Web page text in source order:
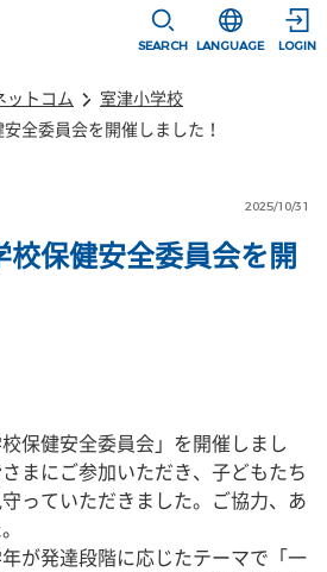
SEARCH
選択すると言
LANGUAGE LOGIN
ットコム
室津小学校
全委員会を開催しました！
2025/10/31
保健安全委員会を開
校保健安全委員会」を開催しまし
まにご参加いただき、子どもたち
っていただきました。ご協力、あ
が発達段階に応じたテーマで「一